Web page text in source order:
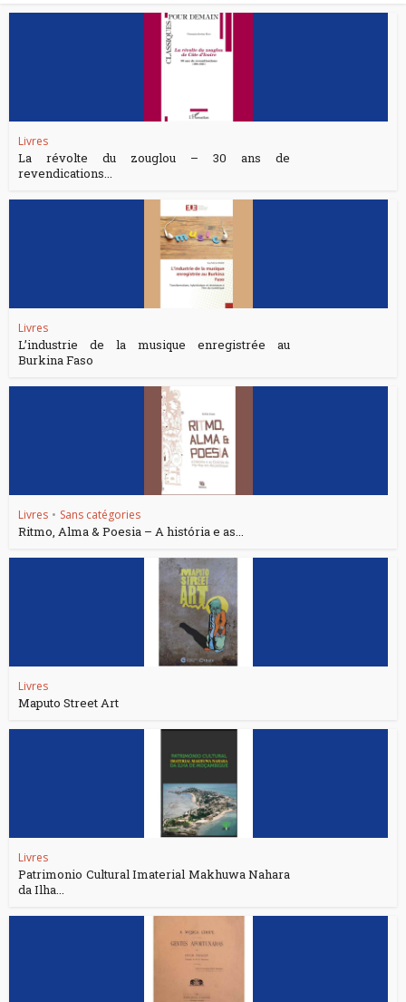
Livres
La révolte du zouglou – 30 ans de
revendications...
Livres
L’industrie de la musique enregistrée au
Burkina Faso
Livres • Sans catégories
Ritmo, Alma & Poesia – A história e as...
Livres
Maputo Street Art
Livres
Patrimonio Cultural Imaterial Makhuwa Nahara
da Ilha...